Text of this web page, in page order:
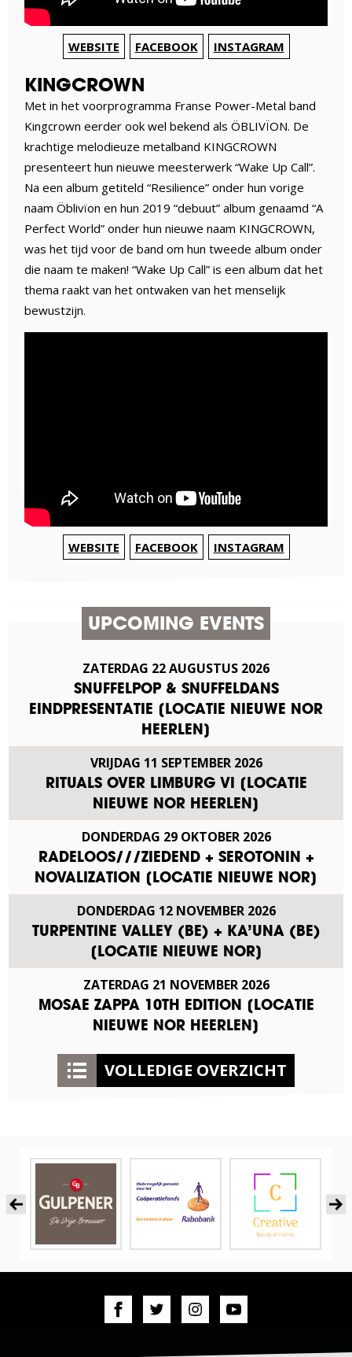
WEBSITE FACEBOOK INSTAGRAM
KINGCROWN
Met in het voorprogramma Franse Power-Metal band
Kingcrown eerder ook wel bekend als ÖBLIVÏON. De
krachtige melodieuze metalband KINGCROWN
presenteert hun nieuwe meesterwerk “Wake Up Call”.
Na een album getiteld “Resilience” onder hun vorige
naam Öblivïon en hun 2019 “debuut” album genaamd “A
Perfect World” onder hun nieuwe naam KINGCROWN,
was het tijd voor de band om hun tweede album onder
die naam te maken! “Wake Up Call” is een album dat het
thema raakt van het ontwaken van het menselijk
bewustzijn.
WEBSITE FACEBOOK INSTAGRAM
UPCOMING EVENTS
ZATERDAG 22AUGUSTUS 2026
SNUFFELPOP & SNUFFELDANS
EINDPRESENTATIE [LOCATIE NIEUWE NOR
HEERLEN]
VRIJDAG 11 SEPTEMBER 2026
RITUALS OVER LIMBURG VI [LOCATIE
NIEUWE NOR HEERLEN]
DONDERDAG 29 OKTOBER 2026
RADELOOS///ZIEDEND + SEROTONIN +
NOVALIZATION [LOCATIE NIEUWE NOR]
DONDERDAG 12 NOVEMBER 2026
TURPENTINE VALLEY (BE) + KA’UNA (BE)
[LOCATIE NIEUWE NOR]
ZATERDAG 21 NOVEMBER 2026
MOSAE ZAPPA 10TH EDITION [LOCATIE
NIEUWE NOR HEERLEN]
VOLLEDIGE OVERZICHT